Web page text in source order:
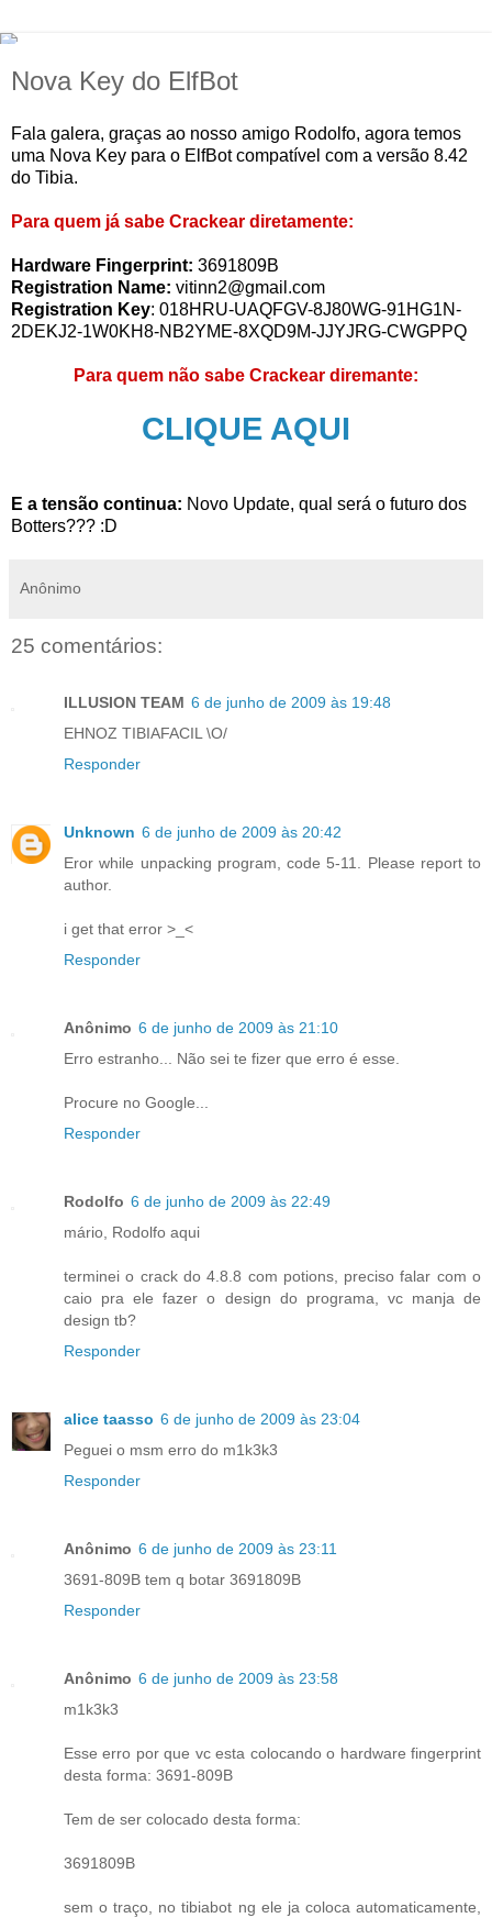
Nova Key do ElfBot
Fala galera, graças ao nosso amigo Rodolfo, agora temos
uma Nova Key para o ElfBot compatível com a versão 8.42
do Tibia.
Para quem já sabe Crackear diretamente:
Hardware Fingerprint: 3691809B
Registration Name: vitinn2@gmail.com
Registration Key: 018HRU-UAQFGV-8J80WG-91HG1N-
2DEKJ2-1W0KH8-NB2YME-8XQD9M-JJYJRG-CWGPPQ
Para quem não sabe Crackear diremante:
CLIQUE AQUI
E a tensão continua: Novo Update, qual será o futuro dos
Botters??? :D
Anônimo
25 comentários:
ILLUSION TEAM 6 de junho de 2009 às 19:48
EHNOZ TIBIAFACIL \O/
Responder
Unknown 6 de junho de 2009 às 20:42
Eror while unpacking program, code 5-11. Please report to
author.
i get that error >_<
Responder
Anônimo 6 de junho de 2009 às 21:10
Erro estranho... Não sei te fizer que erro é esse.
Procure no Google...
Responder
Rodolfo 6 de junho de 2009 às 22:49
mário, Rodolfo aqui
terminei o crack do 4.8.8 com potions, preciso falar com o
caio pra ele fazer o design do programa, vc manja de
design tb?
Responder
alice taasso 6 de junho de 2009 às 23:04
Peguei o msm erro do m1k3k3
Responder
Anônimo 6 de junho de 2009 às 23:11
3691-809B tem q botar 3691809B
Responder
Anônimo 6 de junho de 2009 às 23:58
m1k3k3
Esse erro por que vc esta colocando o hardware fingerprint
desta forma: 3691-809B
Tem de ser colocado desta forma:
3691809B
sem o traço, no tibiabot ng ele ja coloca automaticamente,